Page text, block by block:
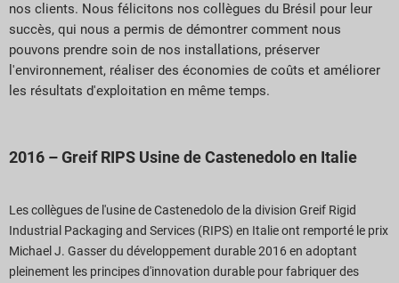
nos clients. Nous félicitons nos collègues du Brésil pour leur
succès, qui nous a permis de démontrer comment nous
pouvons prendre soin de nos installations, préserver
l'environnement, réaliser des économies de coûts et améliorer
les résultats d'exploitation en même temps.
2016 – Greif RIPS Usine de Castenedolo en Italie
Les collègues de l'usine de Castenedolo de la division Greif Rigid
Industrial Packaging and Services (RIPS) en Italie ont remporté le prix
Michael J. Gasser du développement durable 2016 en adoptant
pleinement les principes d'innovation durable pour fabriquer des